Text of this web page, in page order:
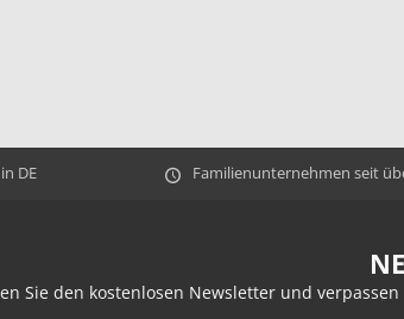
DE Familienunternehmen seit
Sie den kostenlosen Newsletter und